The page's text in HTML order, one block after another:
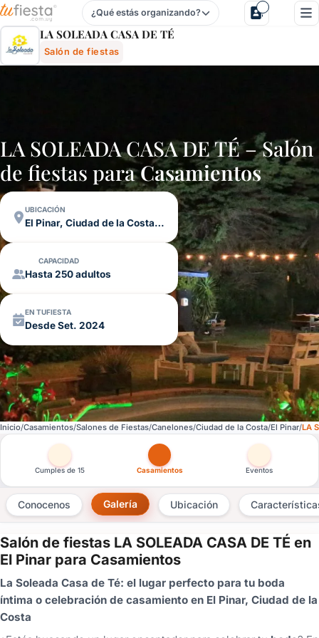
La Soleada Casa De TÉ - Salón De Fiestas En El Pinar,
¿Qué estás organizando?
LA SOLEADA CASA DE TÉ
Salón de fiestas
LA SOLEADA CASA DE TÉ – Salón
de fiestas para Casamientos
UBICACIÓN
El Pinar, Ciudad de la Costa, Canelones
CAPACIDAD
Hasta 250 adultos
EN TUFIESTA
Desde Set. 2024
Inicio Casamientos Salones de Fiestas Canelones Ciudad de la Costa El Pinar LA
Otras versiones de esta ficha por tipo de festejo
Cumples de 15 Casamientos Eventos
Conocenos Galería Ubicación
Salón de fiestas LA SOLEADA CASA DE TÉ en
El Pinar para Casamientos
La Soleada Casa de Té: el lugar perfecto para tu boda
íntima o celebración de casamiento en El Pinar, Ciudad de la
Costa
×
Consultar
tenés
cuenta?